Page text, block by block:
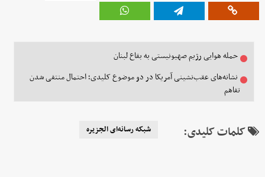
حمله هوایی رژیم صهیونیستی به بقاع لبنان
نشانه‌های عقب‌نشینی آمریکا در دو موضوع کلیدی؛ احتمال منتفی شدن
تفاهم
کلمات کلیدی: شبکه رسانه‌ای الجزیره